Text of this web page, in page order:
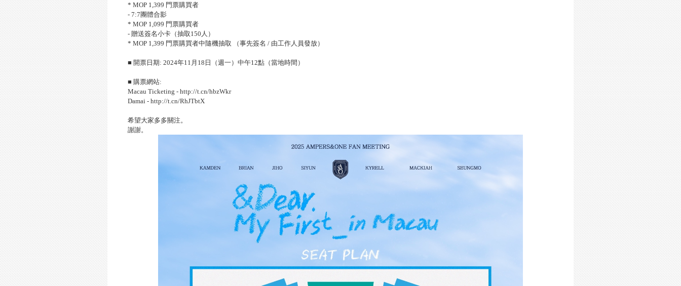
* MOP 1,399 門票購買者
- 7:7團體合影
* MOP 1,099 門票購買者
- 贈送簽名小卡（抽取 150 人）
* MOP 1,399 門票購買者中隨機抽取 （事先簽名 / 由工作人員發放）
■ 開票日期: 2024年11 月 18 日（週一）中午12點（當地時間）
■ 購票網站:
Macau Ticketing - http://t.cn/hbzWkr
Damai - http://t.cn/RhJTbtX
希望大家多多關注。
謝謝。